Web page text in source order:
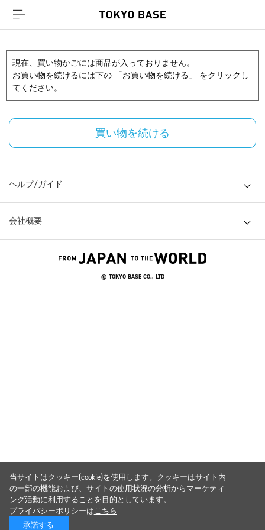
現在、買い物かごには商品が入っておりません。
お買い物を続けるには下の 「お買い物を続ける」 をクリックし
てください。
買い物を続ける
ヘルプ/ガイド
会社概要
© TOKYO BASE CO., LTD
当サイトはクッキー(cookie)を使用します。クッキーはサイト内
の一部の機能および、サイトの使用状況の分析からマーケティ
ング活動に利用することを目的としています。
プライバシーポリシーはこちら
承諾する